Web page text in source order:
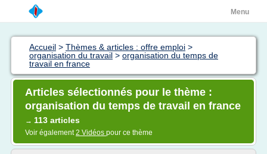
Menu
Accueil > Thèmes & articles : offre emploi >
organisation du travail > organisation du temps de
travail en france
Articles sélectionnés pour le thème :
organisation du temps de travail en france
→ 113 articles
Voir également2 Vidéos pour ce thème